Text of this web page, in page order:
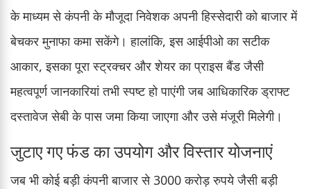
के माध्यम से कंपनी के मौजूदा निवेशक अपनी हिस्सेदारी को बाजार में
बेचकर मुनाफा कमा सकेंगे। हालांकि, इस आईपीओ का सटीक
आकार, इसका पूरा स्ट्रक्चर और शेयर का प्राइस बैंड जैसी
महत्वपूर्ण जानकारियां तभी स्पष्ट हो पाएंगी जब आधिकारिक ड्राफ्ट
दस्तावेज सेबी के पास जमा किया जाएगा और उसे मंजूरी मिलेगी।
जुटाए गए फंड का उपयोग और विस्तार योजनाएं
जब भी कोई बड़ी कंपनी बाजार से 3000 करोड़ रुपये जैसी बड़ी